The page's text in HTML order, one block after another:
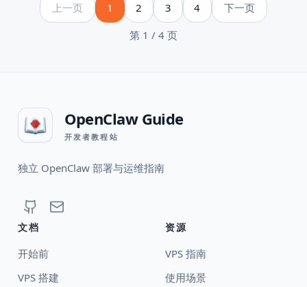
上一页 1 2 3 4 下一页
第 1 / 4 页
OpenClaw Guide
开发者教程站
独立 OpenClaw 部署与运维指南
文档
开始前
VPS 搭建
资源
VPS 指南
使用场景